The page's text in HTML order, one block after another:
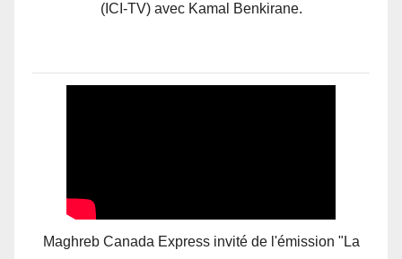
(ICI-TV) avec Kamal Benkirane.
Maghreb Canada Express invité de l'émission "La